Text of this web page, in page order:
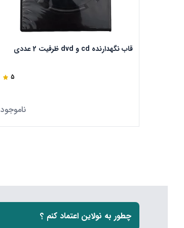
قاب نگهدارنده cd و dvd ظرفیت 2 عددی
5
ناموجود
چطور به نولاین اعتماد کنم ؟